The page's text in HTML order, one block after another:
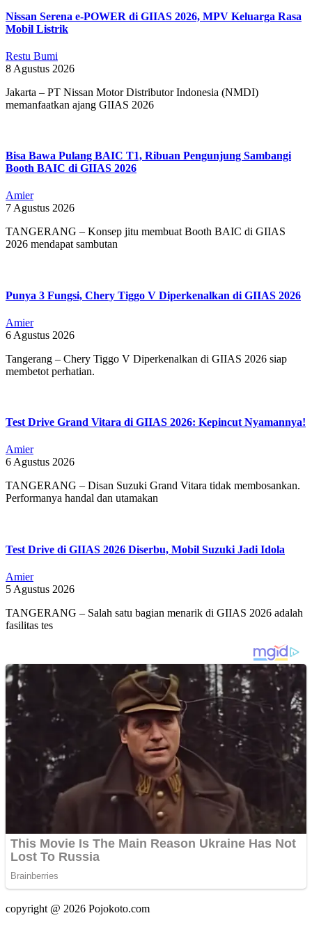
Nissan Serena e-POWER di GIIAS 2026, MPV Keluarga Rasa
Mobil Listrik
Restu Bumi
8 Agustus 2026
Jakarta – PT Nissan Motor Distributor Indonesia (NMDI)
memanfaatkan ajang GIIAS 2026
Bisa Bawa Pulang BAIC T1, Ribuan Pengunjung Sambangi
Booth BAIC di GIIAS 2026
Amier
7 Agustus 2026
TANGERANG – Konsep jitu membuat Booth BAIC di GIIAS
2026 mendapat sambutan
Punya 3 Fungsi, Chery Tiggo V Diperkenalkan di GIIAS 2026
Amier
6 Agustus 2026
Tangerang – Chery Tiggo V Diperkenalkan di GIIAS 2026 siap
membetot perhatian.
Test Drive Grand Vitara di GIIAS 2026: Kepincut Nyamannya!
Amier
6 Agustus 2026
TANGERANG – Disan Suzuki Grand Vitara tidak membosankan.
Performanya handal dan utamakan
Test Drive di GIIAS 2026 Diserbu, Mobil Suzuki Jadi Idola
Amier
5 Agustus 2026
TANGERANG – Salah satu bagian menarik di GIIAS 2026 adalah
fasilitas tes
copyright @ 2026 Pojokoto.com